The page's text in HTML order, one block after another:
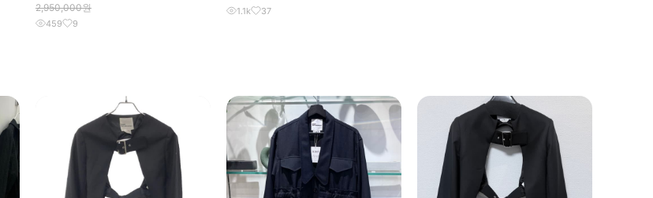
2,950,000원
459 9
1.1k 37